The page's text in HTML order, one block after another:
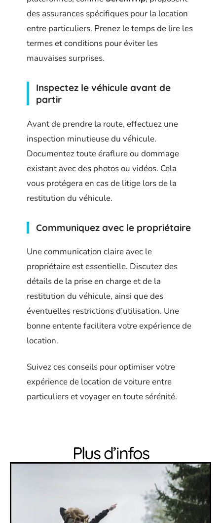
des assurances spécifiques pour la location
entre particuliers. Prenez le temps de lire les
termes et conditions pour éviter les
mauvaises surprises.
Inspectez le véhicule avant de
partir
Avant de prendre la route, effectuez une
inspection minutieuse du véhicule.
Documentez toute éraflure ou dommage
existant avec des photos ou vidéos. Cela
vous protégera en cas de litige lors de la
restitution du véhicule.
Communiquez avec le propriétaire
Une communication claire avec le
propriétaire est essentielle. Discutez des
détails de la prise en charge et de la
restitution du véhicule, ainsi que des
éventuelles restrictions d’utilisation. Une
bonne entente facilitera votre expérience de
location.
Suivez ces conseils pour optimiser votre
expérience de location de voiture entre
particuliers et voyager en toute sérénité.
Plus d’infos